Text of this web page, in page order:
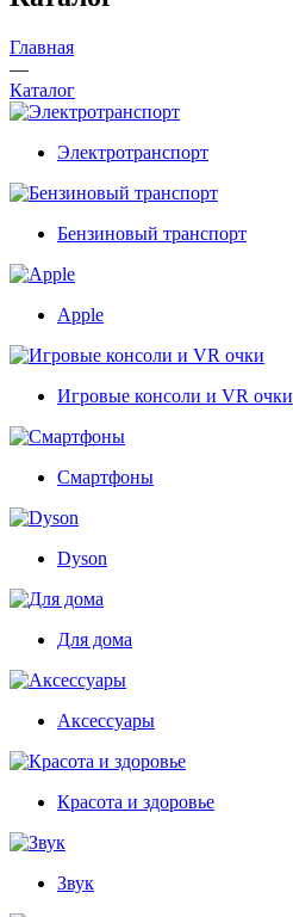
Главная
—
Каталог
Электротранспорт
Бензиновый транспорт
Apple
Игровые консоли и VR очки
Смартфоны
Dyson
Для дома
Аксессуары
Красота и здоровье
Звук